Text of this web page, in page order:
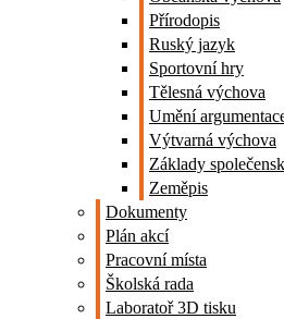
Přírodopis
Ruský jazyk
Sportovní hry
Tělesná výchova
Umění
Výtvarná výchova
Základy
Zeměpis
Dokumenty
Plán akcí
Pracovní místa
Školská rada
Laboratoř 3D tisku